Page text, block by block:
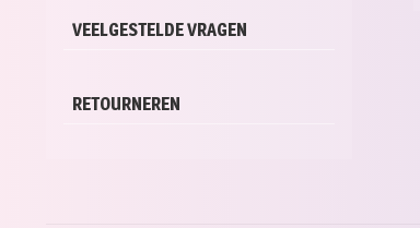
VEELGESTELDE VRAGEN
RETOURNEREN